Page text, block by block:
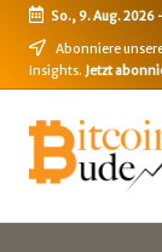
Skip
So., 9. Aug. 2026
Abonniere
Insights. Jetzt
B
i
t
Bitcoin,
Ethereum,
DeFi